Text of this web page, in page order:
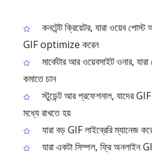
কনটেন্ট ক্রিয়েটর, যারা ওয়েব
GIF optimize করেন
মার্কেটার আর ওয়েবসাইট ওনার,
কমাতে চান
স্টুডেন্ট আর প্রফেশনাল, যাদের
মধ্যে রাখতে হয়
যারা বড় GIF লাইব্রেরি ম্যানেজ
যারা একটা সিম্পল, ফ্রি অনলাইন